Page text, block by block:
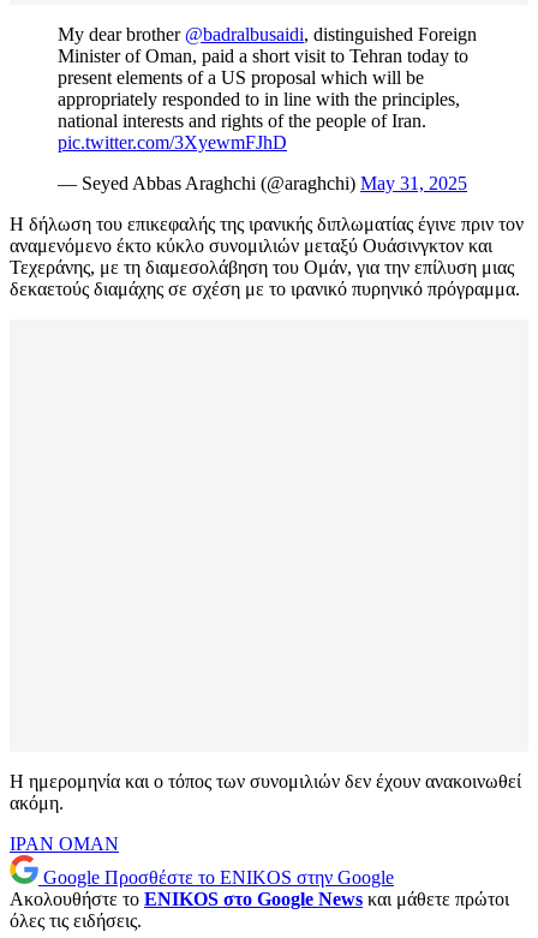
My dear brother @badralbusaidi, distinguished Foreign
Minister of Oman, paid a short visit to Tehran today to
present elements of a US proposal which will be
appropriately responded to in line with the principles,
national interests and rights of the people of Iran.
pic.twitter.com/3XyewmFJhD
— Seyed Abbas Araghchi (@araghchi) May 31, 2025
Η δήλωση του επικεφαλής της ιρανικής διπλωματίας έγινε πριν τον
αναμενόμενο έκτο κύκλο συνομιλιών μεταξύ Ουάσινγκτον και
Τεχεράνης, με τη διαμεσολάβηση του Ομάν, για την επίλυση μιας
δεκαετούς διαμάχης σε σχέση με το ιρανικό πυρηνικό πρόγραμμα.
Η ημερομηνία και ο τόπος των συνομιλιών δεν έχουν ανακοινωθεί
ακόμη.
ΙΡΑΝ ΟΜΑΝ
Google Προσθέστε το ENIKOS στην Google
Ακολουθήστε το ENIKOS στο Google News και μάθετε πρώτοι
όλες τις ειδήσεις.